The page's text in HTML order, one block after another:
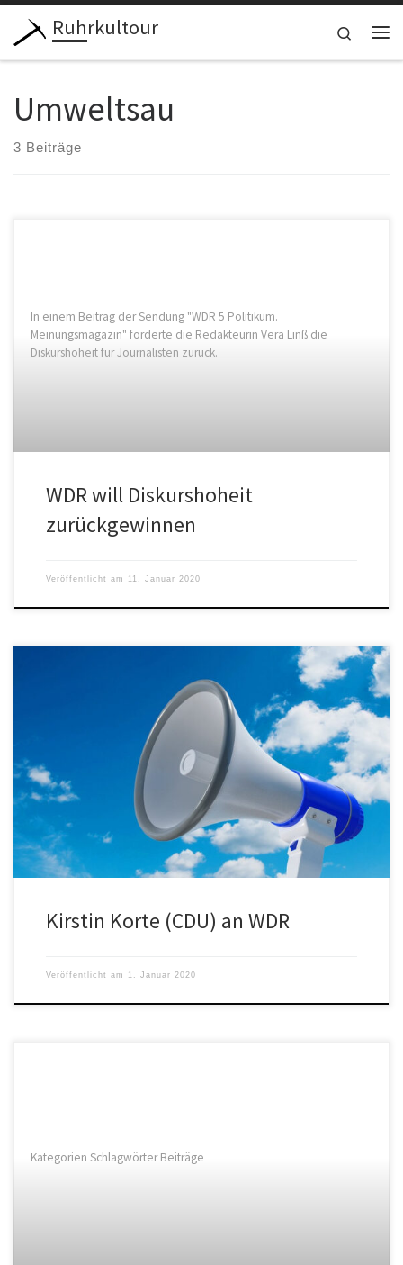
Zum Inhalt springen
Ruhrkultour
Search
Umweltsau
3 Beiträge
In einem Beitrag der Sendung "WDR 5 Politikum.
Meinungsmagazin" forderte die Redakteurin Vera Linß die
Diskurshoheit für Journalisten zurück.
WDR will Diskurshoheit
zurückgewinnen
Veröffentlicht am 11. Januar 2020
"Der WDR Beitrag „Kinderchor“ ist für mich völlig untragbar", sagt
Kirstin Korte (CDU) und schreibt einen Brief an den WDR-
Intendanten Tom Buhrow.
Kirstin Korte (CDU) an WDR
Veröffentlicht am 1. Januar 2020
Kategorien Schlagwörter Beiträge